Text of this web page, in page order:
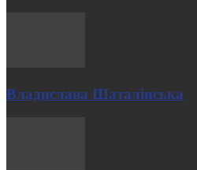
Владислава Шаталінська